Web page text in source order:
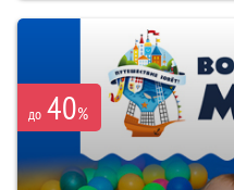
до 40%